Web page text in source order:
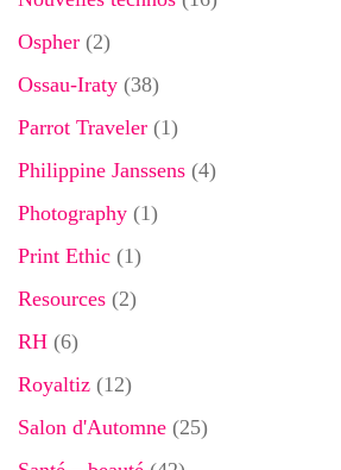
Ospher (2)
Ossau-Iraty (38)
Parrot Traveler (1)
Philippine Janssens (4)
Photography (1)
Print Ethic (1)
Resources (2)
RH (6)
Royaltiz (12)
Salon d'Automne (25)